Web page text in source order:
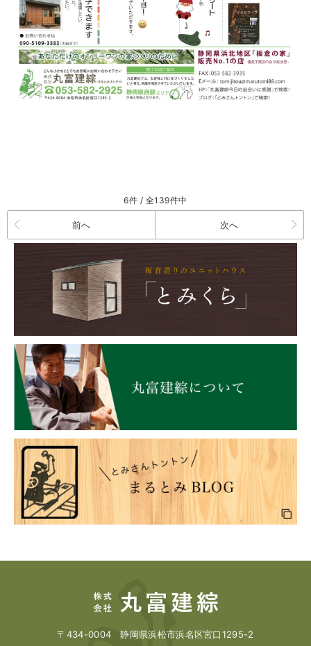
6件 / 全139件中
前へ 次へ
〒434-0004 静岡県浜松市浜名区宮口1295-2